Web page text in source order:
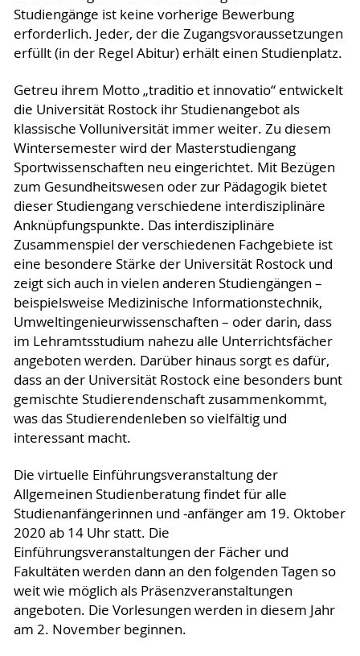
Studiengänge ist keine vorherige Bewerbung
erforderlich. Jeder, der die Zugangsvoraussetzungen
erfüllt (in der Regel Abitur) erhält einen Studienplatz.
Getreu ihrem Motto „traditio et innovatio“ entwickelt
die Universität Rostock ihr Studienangebot als
klassische Volluniversität immer weiter. Zu diesem
Wintersemester wird der Masterstudiengang
Sportwissenschaften neu eingerichtet. Mit Bezügen
zum Gesundheitswesen oder zur Pädagogik bietet
dieser Studiengang verschiedene interdisziplinäre
Anknüpfungspunkte. Das interdisziplinäre
Zusammenspiel der verschiedenen Fachgebiete ist
eine besondere Stärke der Universität Rostock und
zeigt sich auch in vielen anderen Studiengängen –
beispielsweise Medizinische Informationstechnik,
Umweltingenieurwissenschaften – oder darin, dass
im Lehramtsstudium nahezu alle Unterrichtsfächer
angeboten werden. Darüber hinaus sorgt es dafür,
dass an der Universität Rostock eine besonders bunt
gemischte Studierendenschaft zusammenkommt,
was das Studierendenleben so vielfältig und
interessant macht.
Die virtuelle Einführungsveranstaltung der
Allgemeinen Studienberatung findet für alle
Studienanfängerinnen und -anfänger am 19. Oktober
2020 ab 14 Uhr statt. Die
Einführungsveranstaltungen der Fächer und
Fakultäten werden dann an den folgenden Tagen so
weit wie möglich als Präsenzveranstaltungen
angeboten. Die Vorlesungen werden in diesem Jahr
am 2. November beginnen.